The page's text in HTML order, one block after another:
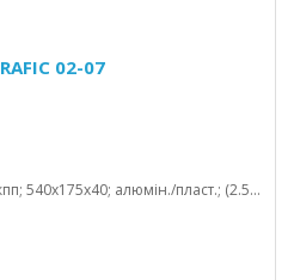
02-07
Примітка: з/без конд.; акпп/мкпп; 540x175x40; алюмін./пласт.; (2.5 dci/2.5 dti)